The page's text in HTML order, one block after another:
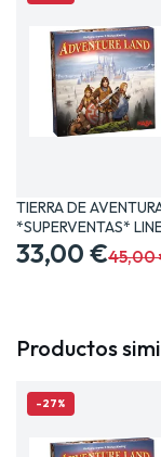
TIERRA DE
*SUPERVENTAS*
33,00 €45,00
Productos
-27%